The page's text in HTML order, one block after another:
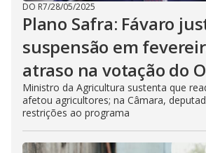
DO R7/28/05/2025
Plano Safra: Fávaro
suspensão em
atraso na votação do
Ministro da Agricultura sustenta que
afetou agricultores; na Câmara,
restrições ao programa